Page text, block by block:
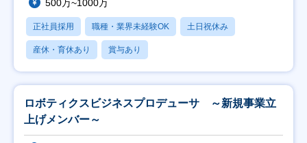
500万~1000万
正社員採用 職種・業界未経験OK 土日祝休み
産休・育休あり 賞与あり
ロボティクスビジネスプロデューサ ～新規事業立
上げメンバー～